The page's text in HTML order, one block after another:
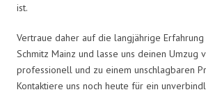
ist.
Vertraue daher auf die langjährige
Schmitz Mainz und lasse uns deinen Umzug
professionell und zu einem unschlagbaren
Kontaktiere uns noch heute für ein